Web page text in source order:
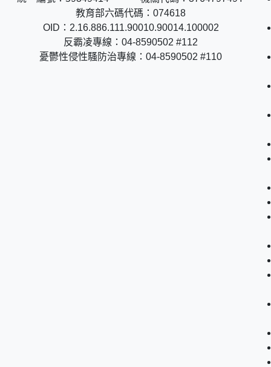
教育部六碼代碼：074618
OID：2.16.886.111.90010.90014.100002
反霸凌專線：04-8590502 #112
憂鬱性侵性騷防治專線：04-8590502 #110